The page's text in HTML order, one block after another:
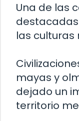
Una de las
las
mayas y
dejado un
territorio